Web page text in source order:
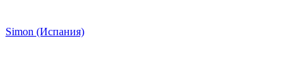
Simon (Испания)